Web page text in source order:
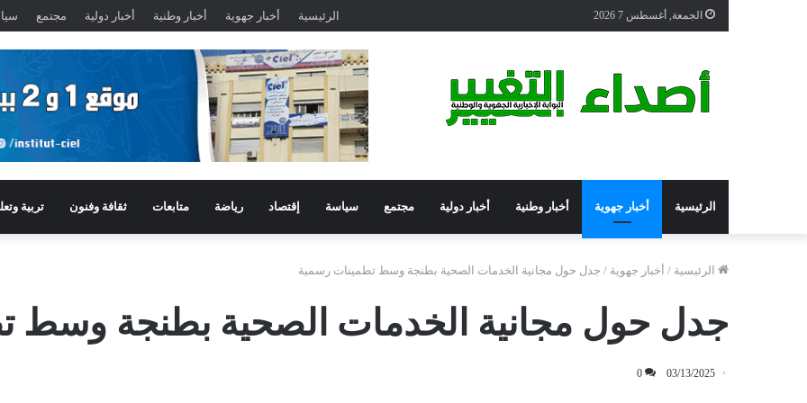
الجمعة, أغسطس 7 2026 الرئيسية أخبار جهوية أخبار وطنية أخبار دولية مجتمع
الرئيسية أخبار جهوية أخبار وطنية أخبار دولية مجتمع سياسة إقتصاد رياضة متابعات ثقافة وفنون تربية
الرئيسية / أخبار جهوية / جدل حول مجانية الخدمات الصحية بطنجة وسط تطمينات رسمية
جدل حول مجانية الخدمات الصحية بطنجة وسط
03/13/2025
0